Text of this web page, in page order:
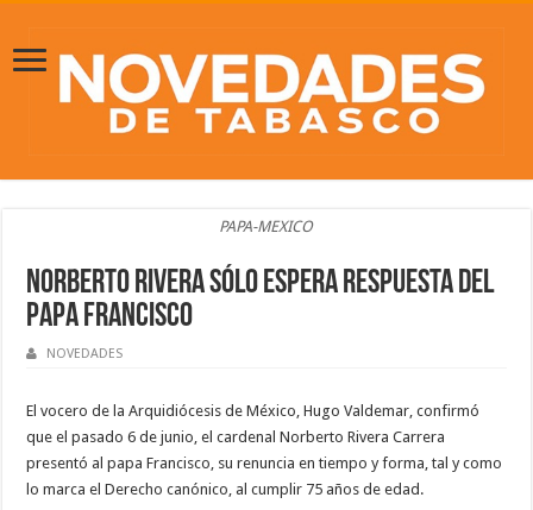
PAPA-MEXICO
Norberto Rivera sólo espera respuesta del
Papa Francisco
NOVEDADES
El vocero de la Arquidiócesis de México, Hugo Valdemar, confirmó
que el pasado 6 de junio, el cardenal Norberto Rivera Carrera
presentó al papa Francisco, su renuncia en tiempo y forma, tal y como
lo marca el Derecho canónico, al cumplir 75 años de edad.